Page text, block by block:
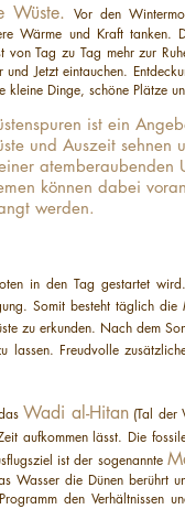
Wüste. Vor den
Wärme und Kraft tanken.
von Tag zu Tag mehr zur
und Jetzt eintauchen.
kleine Dinge, schöne Plätze
ist ein
und Auszeit sehnen
atemberaubenden
können dabei
werden.
in den Tag gestartet
Somit besteht täglich die
zu erkunden. Nach dem
Freudvolle
Wadi al-Hitan(Tal der
aufkommen lässt. Die
ist der sogenannte
Wasser die Dünen berührt
den Verhältnissen